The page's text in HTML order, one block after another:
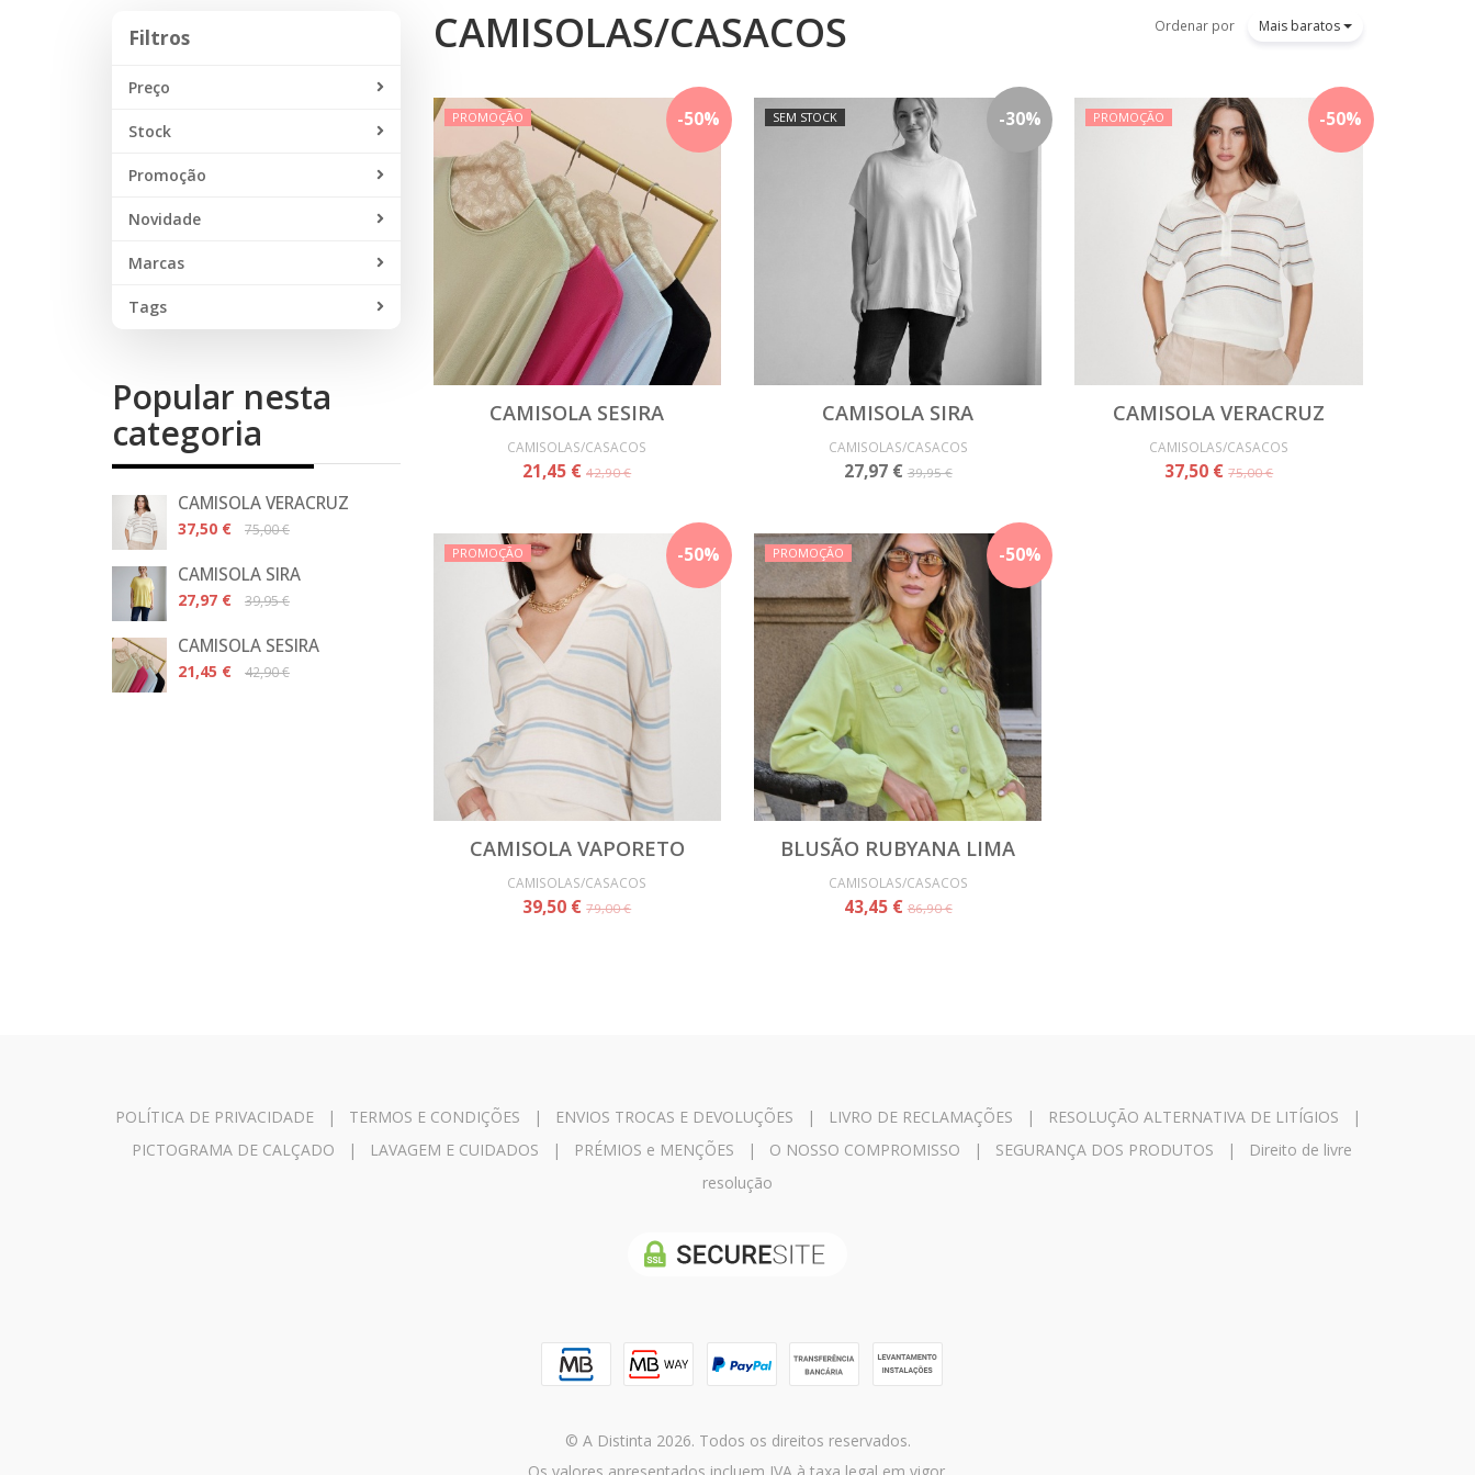
Filtros
Preço
Stock
Promoção
Novidade
Marcas
Tags
Popular nesta
categoria
CAMISOLA VERACRUZ
37,50 € 75,00 €
CAMISOLA SIRA
27,97 € 39,95 €
CAMISOLA SESIRA
21,45 € 42,90 €
CAMISOLAS/CASACOS Ordenar por Mais baratos
-50%
PROMOÇÃO
CAMISOLA SESIRA
CAMISOLAS/CASACOS
21,45 €42,90 €
-30%
SEM STOCK
CAMISOLA SIRA
CAMISOLAS/CASACOS
27,97 € 39,95 €
-50%
PROMOÇÃO
CAMISOLA VERACRUZ
CAMISOLAS/CASACOS
37,50 €75,00 €
-50%
PROMOÇÃO
CAMISOLA VAPORETO
CAMISOLAS/CASACOS
39,50 €79,00 €
-50%
PROMOÇÃO
BLUSÃO RUBYANA LIMA
CAMISOLAS/CASACOS
43,45 €86,90 €
POLÍTICA DE PRIVACIDADE| TERMOS E CONDIÇÕES | ENVIOS TROCAS E DEVOLUÇÕES | LIVRO DE RECLAMAÇÕES | RESOLUÇÃO ALTERNATIVA DE LITÍGIOS |
PICTOGRAMA DE CALÇADO | LAVAGEM E CUIDADOS | PRÉMIOS e MENÇÕES | O NOSSO COMPROMISSO | SEGURANÇA DOS PRODUTOS |
Direito de livre
resolução
© A Distinta 2026. Todos os direitos reservados.